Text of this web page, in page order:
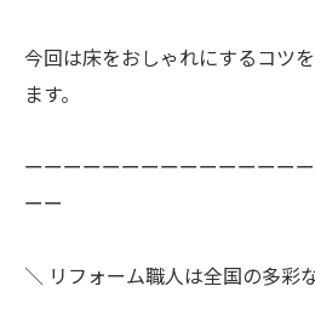
今回は床をおしゃれにするコツ
ます。
ーーーーーーーーーーーーーー
ーー
＼ リフォーム職人は全国の多彩